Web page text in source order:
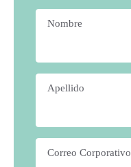
Nombre
Apellido
Correo Corporativo